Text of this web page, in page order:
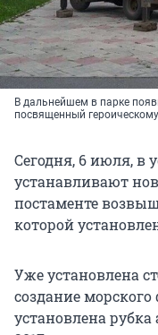
В дальнейшем в парке
посвященный
Сегодня, 6 июля, в
устанавливают
постаменте
которой
Уже установлена
создание
установлена